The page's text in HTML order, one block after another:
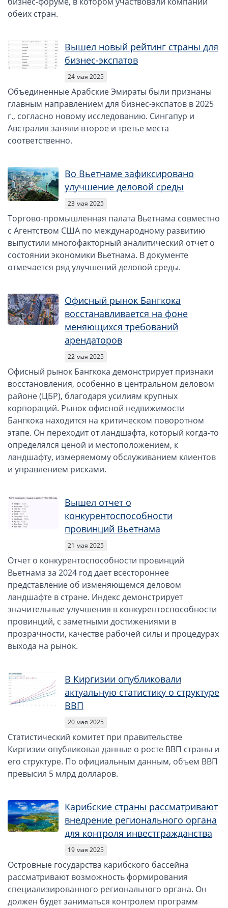
обеих стран.
Вышел новый рейтинг страны для
бизнес-экспатов
24 мая 2025
Объединенные Арабские Эмираты были признаны
главным направлением для бизнес-экспатов в 2025
г., согласно новому исследованию. Сингапур и
Австралия заняли второе и третье места
соответственно.
Во Вьетнаме зафиксировано
улучшение деловой среды
23 мая 2025
Торгово-промышленная палата Вьетнама совместно
с Агентством США по международному развитию
выпустили многофакторный аналитический отчет о
состоянии экономики Вьетнама. В документе
отмечается ряд улучшений деловой среды.
Офисный рынок Бангкока
восстанавливается на фоне
меняющихся требований
арендаторов
22 мая 2025
Офисный рынок Бангкока демонстрирует признаки
восстановления, особенно в центральном деловом
районе (ЦБР), благодаря усилиям крупных
корпораций. Рынок офисной недвижимости
Бангкока находится на критическом поворотном
этапе. Он переходит от ландшафта, который когда-то
определялся ценой и местоположением, к
ландшафту, измеряемому обслуживанием клиентов
и управлением рисками.
Вышел отчет о
конкурентоспособности
провинций Вьетнама
21 мая 2025
Отчет о конкурентоспособности провинций
Вьетнама за 2024 год дает всестороннее
представление об изменяющемся деловом
ландшафте в стране. Индекс демонстрирует
значительные улучшения в конкурентоспособности
провинций, с заметными достижениями в
прозрачности, качестве рабочей силы и процедурах
выхода на рынок.
В Киргизии опубликовали
актуальную статистику о структуре
ВВП
20 мая 2025
Статистический комитет при правительстве
Киргизии опубликовал данные о росте ВВП страны и
его структуре. По официальным данным, объем ВВП
превысил 5 млрд долларов.
Карибские страны рассматривают
внедрение регионального органа
для контроля инвестгражданства
19 мая 2025
Островные государства карибского бассейна
рассматривают возможность формирования
специализированного регионального органа. Он
должен будет заниматься контролем программ